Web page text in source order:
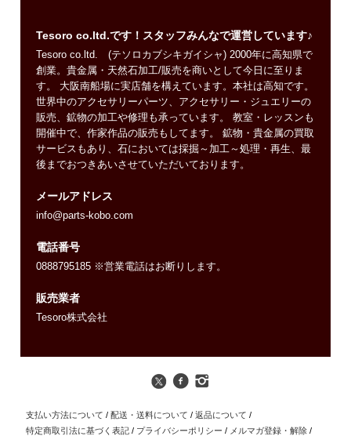
Tesoro co.ltd.です！スタッフみんなで運営しています♪
Tesoro co.ltd. (テソロカブシキガイシャ) 2000年に高知県で
創業。貴金属・天然石加工/販売を商いとして今日に至りま
す。 大阪南船場に実店舗を構えています。本社は高知です。
世界中のアクセサリーパーツ、アクセサリー・ジュエリーの
販売、鉱物の加工や修理も承っています。 教室・レッスンも
開催中で、作家作品の販売もしてます。 鉱物・貴金属の買取
サービスもあり、石においては採掘～加工～処理・再生、最
後までおつきあいさせていただいております。
メールアドレス
info@parts-kobo.com
電話番号
0888795185 ※営業電話はお断りします。
販売業者
Tesoro株式会社
支払い方法について / 配送・送料について / 返品について /
特定商取引法に基づく表記 / プライバシーポリシー / メルマガ登録・解除 /